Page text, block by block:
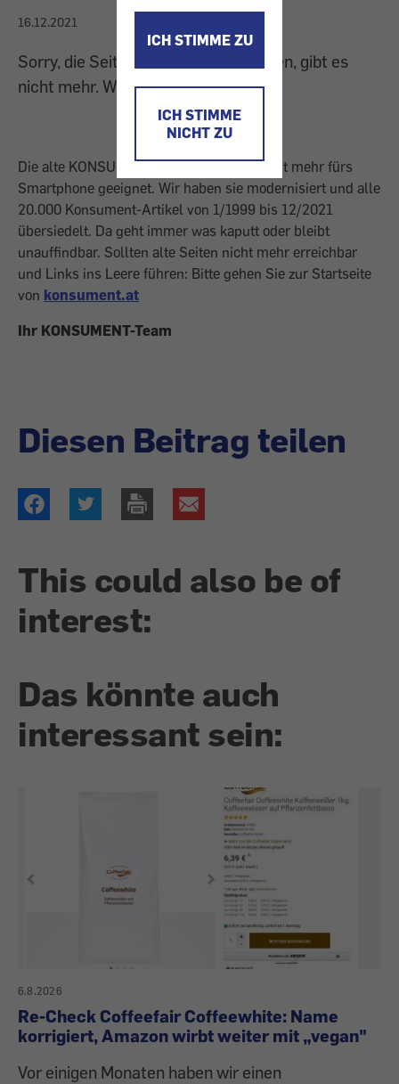
ICH STIMME ZU
ICH STIMME
NICHT ZU
16.12.2021
Sorry, die Seite, die Sie gesucht haben, gibt es
nicht mehr. Wir sind übersiedelt.
Die alte KONSUMENT-Homepage war nicht mehr fürs
Smartphone geeignet. Wir haben sie modernisiert und alle
20.000 Konsument-Artikel von 1/1999 bis 12/2021
übersiedelt. Da geht immer was kaputt oder bleibt
unauffindbar. Sollten alte Seiten nicht mehr erreichbar
und Links ins Leere führen: Bitte gehen Sie zur Startseite
von konsument.at
Ihr KONSUMENT-Team
Diesen Beitrag teilen
This could also be of
interest:
Das könnte auch
interessant sein:
6.8.2026
Re-Check Coffeefair Coffeewhite: Name
korrigiert, Amazon wirbt weiter mit „vegan"
Vor einigen Monaten haben wir einen